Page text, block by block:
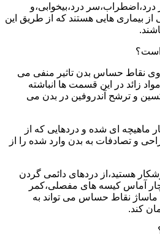
درد،بیخوابی،و
از بیماری هایی هستند که از طریق این
نقاط حساس بدن تاثیر منفی می
زائد در این قسمت ها انباشته
و ترشح آندروفین در بدن می
ماهیچه ای شده و دردهایی که از
و تصادفات به بدن وارد شده را از
هستید،از دردهای دائمی گردن
آماس کیسه های مفصلی،کمر
ماساژ نقاط حساس می تواند به
کند.